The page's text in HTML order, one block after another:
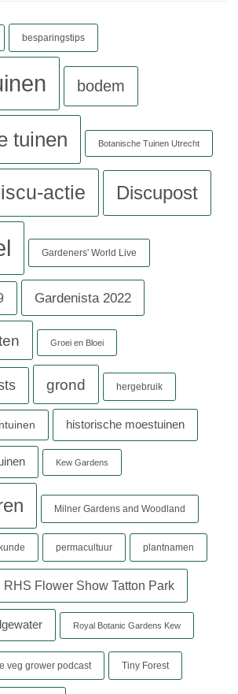
besparingstips
bodem
tuinen Botanische Tuinen Utrecht
actie Discupost
Gardeners' World Live
Gardenista 2022
Groei en Bloei
grond hergebruik
historische moestuinen
Kew Gardens
Milner Gardens and Woodland
permacultuur plantnamen
RHS Flower Show Tatton Park
Royal Botanic Gardens Kew
veg grower podcast Tiny Forest